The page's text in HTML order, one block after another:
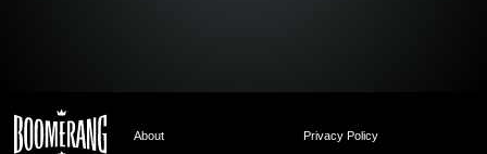
About Privacy Policy